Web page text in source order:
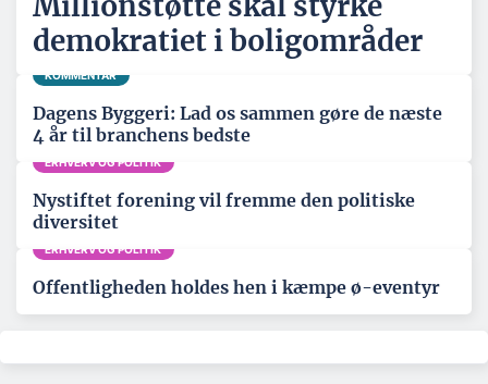
demokratiet i boligområder
KOMMENTAR
Dagens Byggeri: Lad os sammen gøre de næste
4 år til branchens bedste
ERHVERV OG POLITIK
Nystiftet forening vil fremme den politiske
diversitet
ERHVERV OG POLITIK
Offentligheden holdes hen i kæmpe ø-eventyr